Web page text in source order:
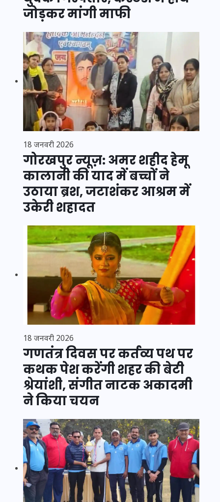
जोड़कर मांगी माफी
18 जनवरी 2026
गोरखपुर न्यूज़: अमर शहीद हेमू
कालानी की याद में बच्चों ने
उठाया ब्रश, जटाशंकर आश्रम में
उकेरी शहादत
18 जनवरी 2026
गणतंत्र दिवस पर कर्तव्य पथ पर
कथक पेश करेंगी शहर की बेटी
श्रेयांशी, संगीत नाटक अकादमी
ने किया चयन